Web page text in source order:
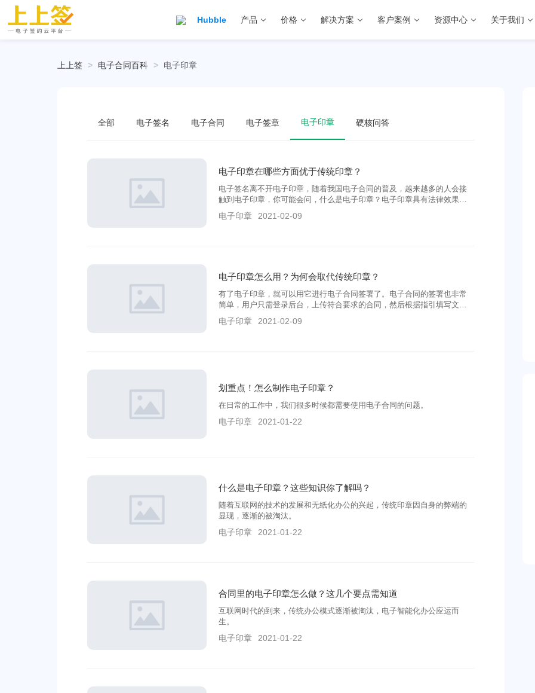
Hubble 产品 价格 解决方案 客户案例 资源中心 关于我们
上上签 > 电子合同百科 > 电子印章
全部 电子签名 电子合同 电子签章 电子印章 硬核问答
电子印章在哪些方面优于传统印章？
电子签名离不开电子印章，随着我国电子合同的普及，越来越多的人会接
触到电子印章，你可能会问，什么是电子印章？电子印章具有法律效果
吗？公司采用电子印章有什么好处？
电子印章 2021-02-09
电子印章怎么用？为何会取代传统印章？
有了电子印章，就可以用它进行电子合同签署了。电子合同的签署也非常
简单，用户只需登录后台，上传符合要求的合同，然后根据指引填写文件
信息和签署方信息，点击“下一步”进入签署页面后，将电子印章插入合同中
电子印章 2021-02-09
划重点！怎么制作电子印章？
在日常的工作中，我们很多时候都需要使用电子合同的问题。
电子印章 2021-01-22
什么是电子印章？这些知识你了解吗？
随着互联网的技术的发展和无纸化办公的兴起，传统印章因自身的弊端的
显现，逐渐的被淘汰。
电子印章 2021-01-22
合同里的电子印章怎么做？这几个要点需知道
互联网时代的到来，传统办公模式逐渐被淘汰，电子智能化办公应运而
生。
电子印章 2021-01-22